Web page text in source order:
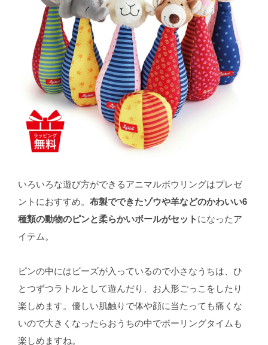
いろいろな遊び方ができるアニマルボウリングはプレゼ
ントにおすすめ。 布製でできたゾウや羊などのかわいい6
種類の動物のピンと柔らかいボールがセット になったア
イテム。
ピンの中にはビーズが入っているので小さなうちは、ひ
とつずつラトルとして遊んだり、お人形ごっこをしたり
楽しめます。優しい肌触りで体や顔に当たっても痛くな
いので大きくなったらおうちの中でボーリングタイムも
楽しめますね。